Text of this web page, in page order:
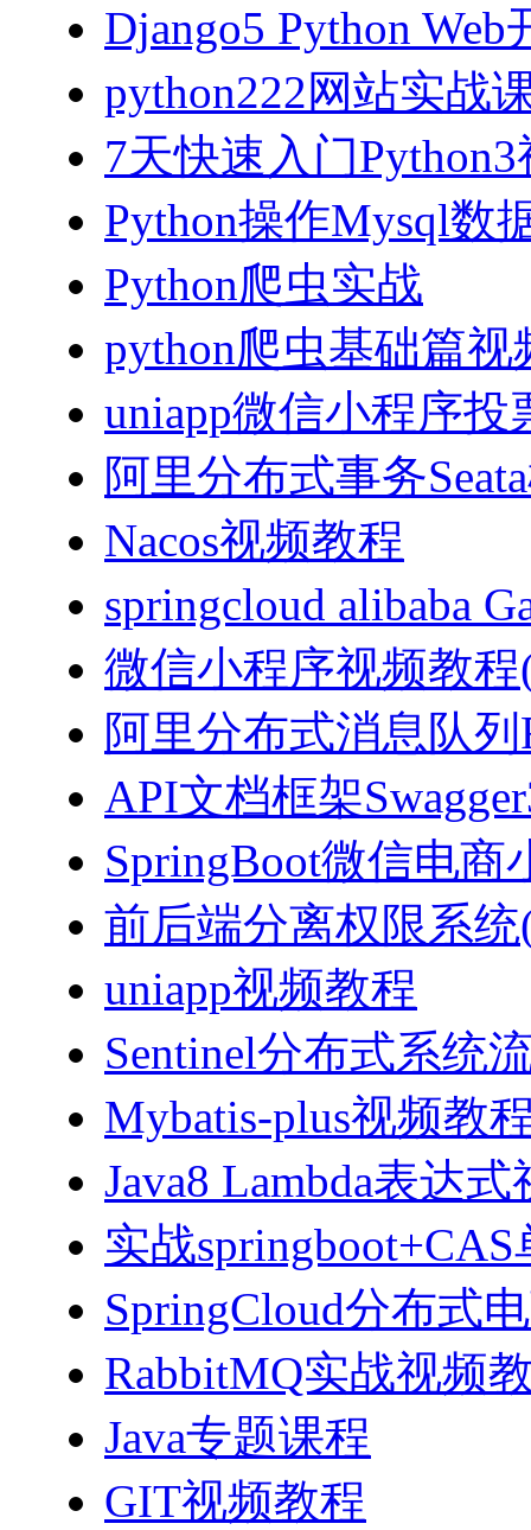
Django5 Python
python222网站实战
7天快速入门
Python操作Mysql数
Python爬虫实战
python爬虫基础篇视
uniapp微信小程序投
阿里分布式事务
Nacos视频教程
springcloud alibaba
微信小程序视频教程
阿里分布式消息队
API文档框架
SpringBoot微信电商
前后端分离权限系统
uniapp视频教程
Sentinel分布式系统
Mybatis-plus视频教
Java8 Lambda表达
实战
SpringCloud分布式
RabbitMQ实战视频
Java专题课程
GIT视频教程